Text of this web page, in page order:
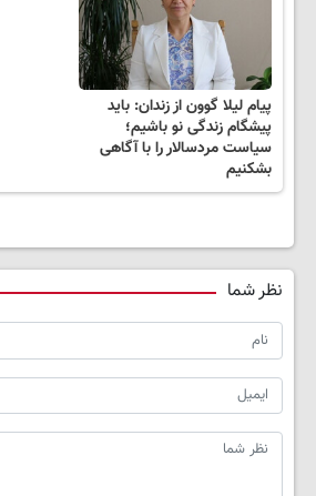
پیام لیلا گوون از زندان: باید
پیشگام زندگی نو باشیم؛
سیاست مردسالار را با آگاهی
بشکنیم
نظر شما